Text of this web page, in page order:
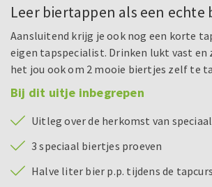
Leer biertappen als een echte
Aansluitend krijg je ook nog een korte
eigen tapspecialist. Drinken lukt vast en
het jou ook om 2 mooie biertjes zelf te
Bij dit uitje inbegrepen
Uitleg over de herkomst van
3 speciaal biertjes proeven
Halve liter bier p.p. tijdens de